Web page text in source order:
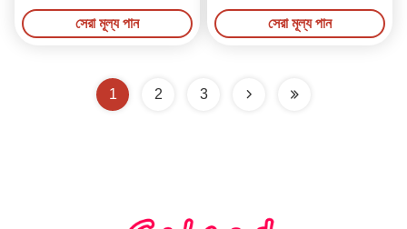
সেরা মূল্য পান
ব্লাডার স্ক্যানার
সেরা মূল্য পান
1 2 3